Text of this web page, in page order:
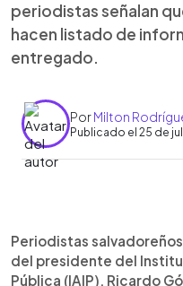
periodistas señalan
hacen listado de
entregado.
PorMilton
Publicado el 25 de
► Escuchar
Periodistas
del presidente del
Pública (IAIP), Ricardo